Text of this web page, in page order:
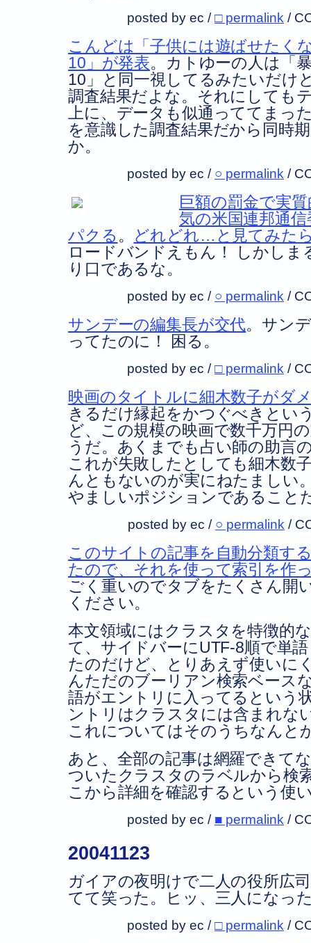
posted by ec /□ permalink /
こんどは「子供には遊ばせたく
10」が発表。カトゆーの人は「
10」と同一視してるみたいだけ
調査結果だよな。それにしても
上に、データも似通っててまっ
を意識した調査結果だから同時
か。
posted by ec / ○ permalink /
巨額の罰金で実
気の米国連邦通信
パクる 。
どれどれ…と見てみた
ロードバンドえもん！ しかしま
り口であるな。
posted by ec / ○ permalink /
サンデーの編集長が交代。サン
ってたのに！ 困る。
posted by ec /□ permalink /
映画のタイトルに細木数子がダ
きるだけ縁起をかつぐべきとい
ど、この規模の映画で数千万円
うだ。あくまでも占い師の助言
これが失敗したとしても細木数
んともないのが実にねたましい
やましいポジションであること
posted by ec / ○ permalink /
このサイトの記事を自動分類す
たので、それを使って索引を作
ごく重いのでタブをたくさん開
ください。
本文領域にはクラスタを特徴的
て、サイドバーにUTF-8順で単
たのだけど、とりあえず使いに
んただのブーリアン検索ベース
語がエントリに入ってるという
ントリはクラスタには含まれな
これについてはそのうちなんと
あと、全部の記事は網羅できて
ついたクラスタのラベルから検
こから詳細を確認するという使
posted by ec / ■ permalink /
20041123
ガイアの夜明けで二人の役所広
てて笑った。ヒッ、三人になっ
posted by ec /□ permalink /